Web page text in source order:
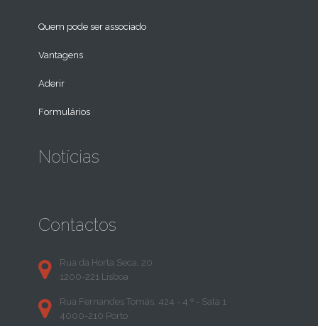
Quem pode ser associado
Vantagens
Aderir
Formulários
Notícias
Contactos
Rua da Horta Seca, 20
1200-221 Lisboa
Rua Fernandes Tomás, 424 - 4.º - Sala 1
4000-210 Porto